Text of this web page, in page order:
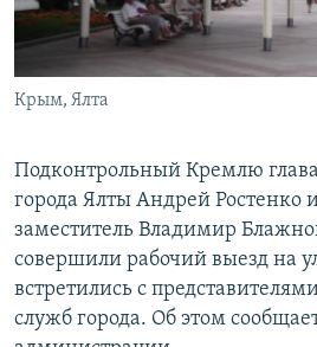
ПОБЕДИТЕЛЕЙ НЕ СУДЯТ?
КРЫМ.НЕПОКОРЕННЫЙ
ELIFBE
ПРИСОЕДИНЯЙТЕСЬ!
Все сайты RFE/RL
Крым, Ялта
Подконтрольный Кремлю
города Ялты Андрей Ростенко
заместитель Владимир
совершили рабочий выезд на
встретились с
служб города. Об этом